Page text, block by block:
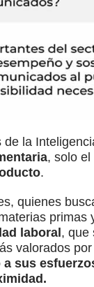
la
, solo el
.
quienes
laboral , que
valorados
sus